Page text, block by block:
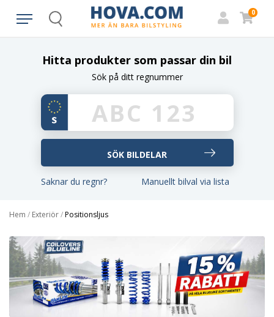
Search
0
Hitta produkter som passar din bil
Sök på ditt regnummer
Saknar du regnr? Manuellt bilval via lista
Hem / Exteriör/Positionsljus